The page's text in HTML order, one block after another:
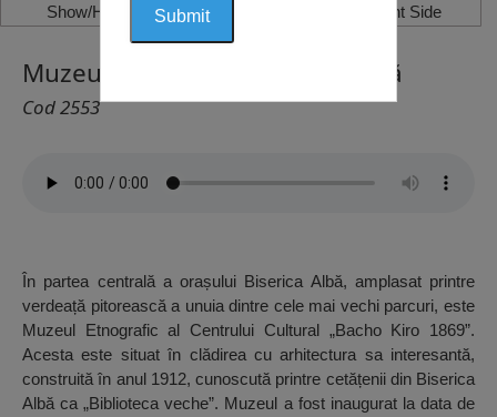
Show/Hide Left Side Show/Hide Right Side
Muzeul Etnografic, Biserica Albă
Cod 2553
În partea centrală a orașului Biserica Albă, amplasat printre
verdeață pitorească a unuia dintre cele mai vechi parcuri, este
Muzeul Etnografic al Centrului Cultural „Bacho Kiro 1869”.
Acesta este situat în clădirea cu arhitectura sa interesantă,
construită în anul 1912, cunoscută printre cetățenii din Biserica
Albă ca „Biblioteca veche”. Muzeul a fost inaugurat la data de